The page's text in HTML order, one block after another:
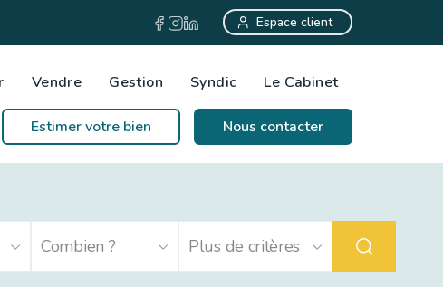
Estimer votre bien Nous contacter
Espace client
Vendre Gestion Syndic Le Cabinet